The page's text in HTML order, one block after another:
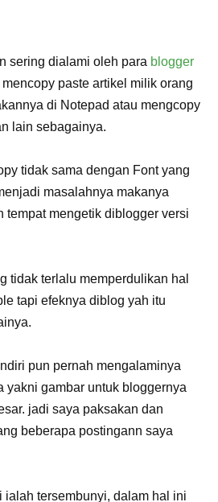
sering dialami oleh para blogger
paste artikel milik orang
di Notepad atau mengcopy
lain sebagainya.
tidak sama dengan Font yang
masalahnya makanya
tempat mengetik diblogger versi
tidak terlalu memperdulikan hal
tapi efeknya diblog yah itu
pun pernah mengalaminya
yakni gambar untuk bloggernya
jadi saya paksakan dan
beberapa postingann saya
ialah tersembunyi, dalam hal ini